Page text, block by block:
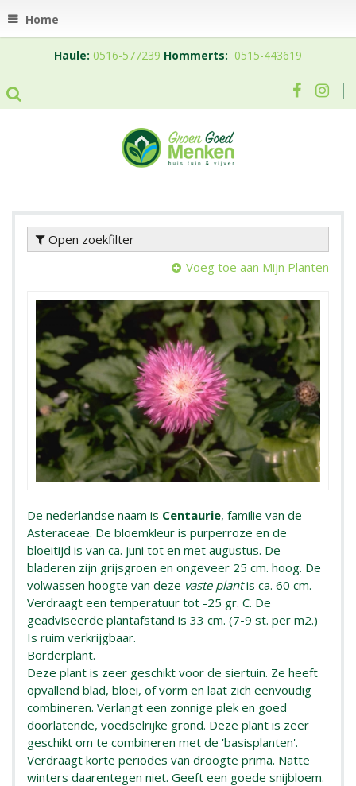
Home
Haule: 0516-577239 Hommerts: 0515-443619
Open zoekfilter
Voeg toe aan Mijn Planten
De nederlandse naam is Centaurie, familie van de
Asteraceae. De bloemkleur is purperroze en de
bloeitijd is van ca. juni tot en met augustus. De
bladeren zijn grijsgroen en ongeveer 25 cm. hoog. De
volwassen hoogte van deze vaste plantis ca. 60 cm.
Verdraagt een temperatuur tot -25 gr. C. De
geadviseerde plantafstand is 33 cm. (7-9 st. per m2.)
Is ruim verkrijgbaar.
Borderplant.
Deze plant is zeer geschikt voor de siertuin. Ze heeft
opvallend blad, bloei, of vorm en laat zich eenvoudig
combineren. Verlangt een zonnige plek en goed
doorlatende, voedselrijke grond. Deze plant is zeer
geschikt om te combineren met de 'basisplanten'.
Verdraagt korte periodes van droogte prima. Natte
winters daarentegen niet. Geeft een goede snijbloem.